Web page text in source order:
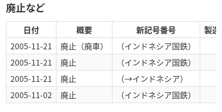
廃止など
日付 概要 新記号番号
製
2005-11-21
廃止 （廃車）
（インドネシア国鉄）
2005-11-21
廃止
（インドネシア国鉄）
2005-11-21
廃止
（→インドネシア）
2005-11-02
廃止 （インドネシア国鉄）